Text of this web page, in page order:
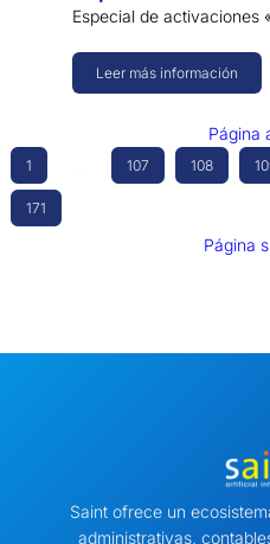
Especial de activaciones
Leer más información
Página
1 107 108
171
Página
Saint ofrece un
administrativas,